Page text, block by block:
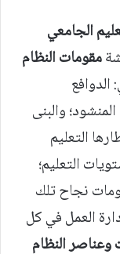
الجامعي
مقومات النظام
والبنى
التعليم
التعليم؛
نجاح تلك
العمل في كل
وعناصر النظام